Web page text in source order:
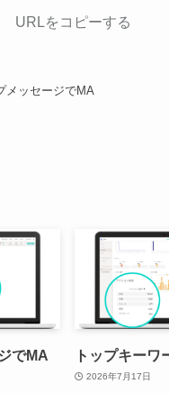
URLをコピーする
メッセージでMA
でMA トップキーワ
2026年7月17日